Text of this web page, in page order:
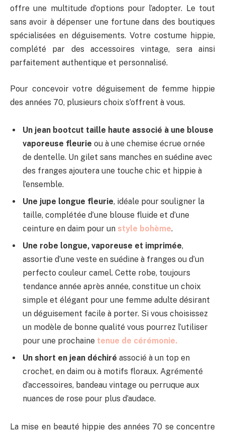
offre une multitude d’options pour l’adopter. Le tout
sans avoir à dépenser une fortune dans des boutiques
spécialisées en déguisements. Votre costume hippie,
complété par des accessoires vintage, sera ainsi
parfaitement authentique et personnalisé.
Pour concevoir votre déguisement de femme hippie
des années 70, plusieurs choix s’offrent à vous.
Un jean bootcut taille haute associé à une blouse
vaporeuse fleurie ou à une chemise écrue ornée
de dentelle. Un gilet sans manches en suédine avec
des franges ajoutera une touche chic et hippie à
l’ensemble.
Une jupe longue fleurie, idéale pour souligner la
taille, complétée d’une blouse fluide et d’une
ceinture en daim pour un style bohème.
Une robe longue, vaporeuse et imprimée,
assortie d’une veste en suédine à franges ou d’un
perfecto couleur camel. Cette robe, toujours
tendance année après année, constitue un choix
simple et élégant pour une femme adulte désirant
un déguisement facile à porter. Si vous choisissez
un modèle de bonne qualité vous pourrez l’utiliser
pour une prochaine tenue de cérémonie.
Un short en jean déchiré associé à un top en
crochet, en daim ou à motifs floraux. Agrémenté
d’accessoires, bandeau vintage ou perruque aux
nuances de rose pour plus d’audace.
La mise en beauté hippie des années 70 se concentre